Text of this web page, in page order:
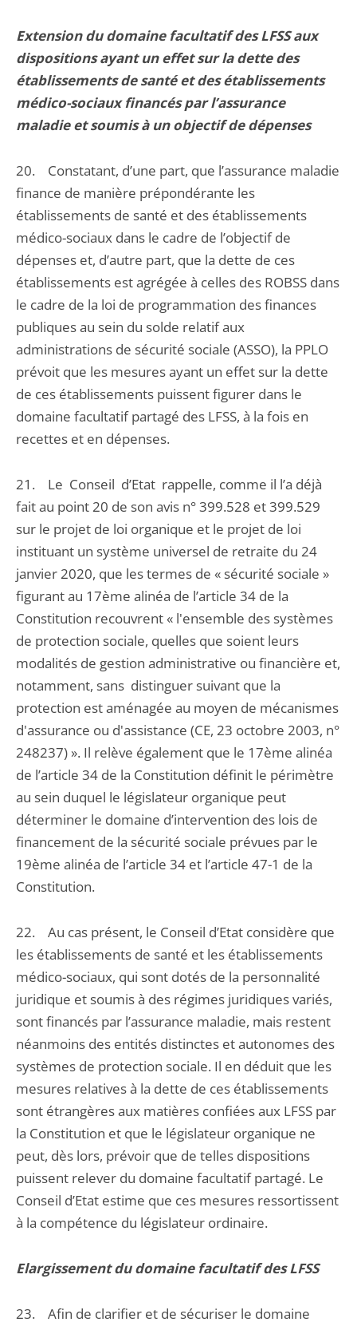
Extension du domaine facultatif des LFSS aux
dispositions ayant un effet sur la dette des
établissements de santé et des établissements
médico-sociaux financés par l’assurance
maladie et soumis à un objectif de dépenses
20. Constatant, d’une part, que l’assurance maladie
finance de manière prépondérante les
établissements de santé et des établissements
médico-sociaux dans le cadre de l’objectif de
dépenses et, d’autre part, que la dette de ces
établissements est agrégée à celles des ROBSS dans
le cadre de la loi de programmation des finances
publiques au sein du solde relatif aux
administrations de sécurité sociale (ASSO), la PPLO
prévoit que les mesures ayant un effet sur la dette
de ces établissements puissent figurer dans le
domaine facultatif partagé des LFSS, à la fois en
recettes et en dépenses.
21. Le Conseil d’Etat rappelle, comme il l’a déjà
fait au point 20 de son avis n° 399.528 et 399.529
sur le projet de loi organique et le projet de loi
instituant un système universel de retraite du 24
janvier 2020, que les termes de « sécurité sociale »
figurant au 17ème alinéa de l’article 34 de la
Constitution recouvrent « l'ensemble des systèmes
de protection sociale, quelles que soient leurs
modalités de gestion administrative ou financière et,
notamment, sans distinguer suivant que la
protection est aménagée au moyen de mécanismes
d'assurance ou d'assistance (CE, 23 octobre 2003, n°
248237) ». Il relève également que le 17ème alinéa
de l’article 34 de la Constitution définit le périmètre
au sein duquel le législateur organique peut
déterminer le domaine d’intervention des lois de
financement de la sécurité sociale prévues par le
19ème alinéa de l’article 34 et l’article 47-1 de la
Constitution.
22. Au cas présent, le Conseil d’Etat considère que
les établissements de santé et les établissements
médico-sociaux, qui sont dotés de la personnalité
juridique et soumis à des régimes juridiques variés,
sont financés par l’assurance maladie, mais restent
néanmoins des entités distinctes et autonomes des
systèmes de protection sociale. Il en déduit que les
mesures relatives à la dette de ces établissements
sont étrangères aux matières confiées aux LFSS par
la Constitution et que le législateur organique ne
peut, dès lors, prévoir que de telles dispositions
puissent relever du domaine facultatif partagé. Le
Conseil d’Etat estime que ces mesures ressortissent
à la compétence du législateur ordinaire.
Elargissement du domaine facultatif des LFSS
23. Afin de clarifier et de sécuriser le domaine